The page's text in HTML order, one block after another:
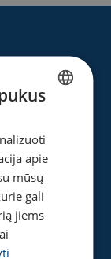
ENGLISH
apie
mūsų
gali
jiems